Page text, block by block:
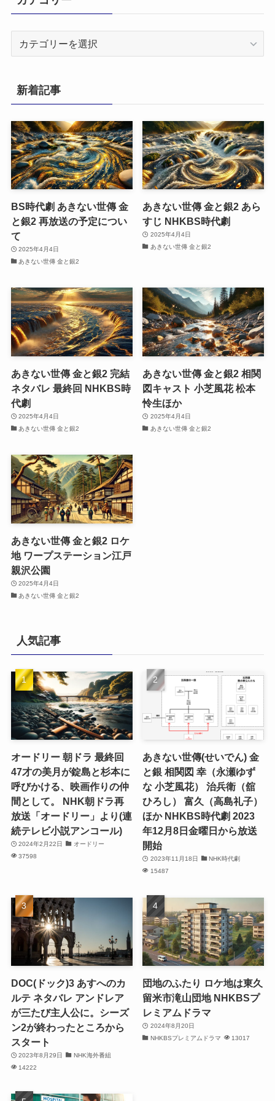
リ
ー
新着記事
BS時代劇 あきない世傳 金
と銀2 再放送の予定につい
て
2025年4月4日
あきない世傳 金と銀2
あきない世傳 金と銀2 あら
すじ NHKBS時代劇
2025年4月4日
あきない世傳 金と銀2
あきない世傳 金と銀2 完結
ネタバレ 最終回 NHKBS時
代劇
2025年4月4日
あきない世傳 金と銀2
あきない世傳 金と銀2 相関
図キャスト 小芝風花 松本
怜生ほか
2025年4月4日
あきない世傳 金と銀2
あきない世傳 金と銀2 ロケ
地 ワープステーション江戸
親沢公園
2025年4月4日
あきない世傳 金と銀2
人気記事
オードリー 朝ドラ 最終回
47才の美月が錠島と杉本に
呼びかける、映画作りの仲
間として。 NHK朝ドラ再
放送「オードリー」より(連
続テレビ小説アンコール)
2024年2月22日
オードリー
37598
あきない世傳(せいでん) 金
と銀 相関図 幸（永瀬ゆず
な 小芝風花） 治兵衛（舘
ひろし） 富久（高島礼子）
ほか NHKBS時代劇 2023
年12月8日金曜日から放送
開始
2023年11月18日
NHK時代劇
15487
DOC(ドック)3 あすへのカ
ルテ ネタバレ アンドレア
が三たび主人公に。シーズ
ン2が終わったところから
スタート
2023年8月29日
NHK海外番組
14222
団地のふたり ロケ地は東久
留米市滝山団地 NHKBSプ
レミアムドラマ
2024年8月20日
NHKBSプレミアムドラマ
13017